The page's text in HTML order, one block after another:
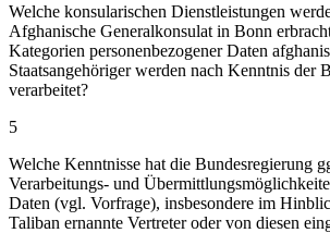
Welche konsularischen Dienstleistungen
Afghanische Generalkonsulat in Bonn
Kategorien personenbezogener Daten
Staatsangehöriger werden nach Kenntnis der
verarbeitet?
5
Welche Kenntnisse hat die Bundesregierung
Verarbeitungs- und
Daten (vgl. Vorfrage), insbesondere im
Taliban ernannte Vertreter oder von diesen